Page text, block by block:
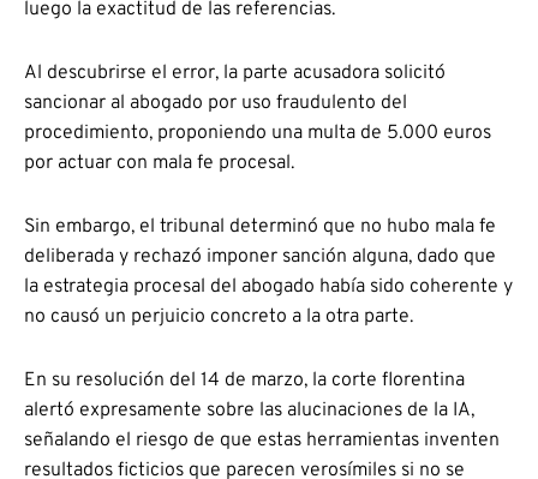
luego la exactitud de las referencias.
Al descubrirse el error, la parte acusadora solicitó
sancionar al abogado por uso fraudulento del
procedimiento, proponiendo una multa de 5.000 euros
por actuar con mala fe procesal.
Sin embargo, el tribunal determinó que no hubo mala fe
deliberada y rechazó imponer sanción alguna, dado que
la estrategia procesal del abogado había sido coherente y
no causó un perjuicio concreto a la otra parte.
En su resolución del 14 de marzo, la corte florentina
alertó expresamente sobre las alucinaciones de la IA,
señalando el riesgo de que estas herramientas inventen
resultados ficticios que parecen verosímiles si no se